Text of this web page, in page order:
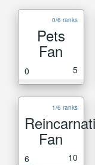
0/6 ranks
Pets
Fan
0 5
1/6 ranks
Fan
6 10